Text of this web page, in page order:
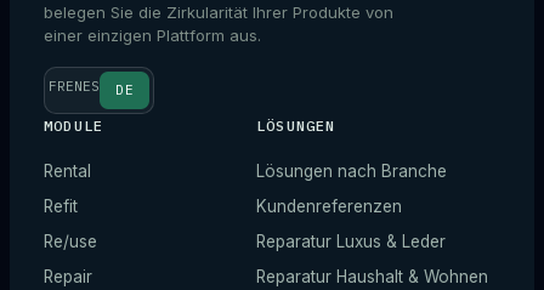
belegen Sie die Zirkularität Ihrer Produkte von
einer einzigen Plattform aus.
FRENES DE
MODULE
Rental
Refit
Re/use
Repair
LÖSUNGEN
Lösungen nach Branche
Kundenreferenzen
Reparatur Luxus & Leder
Reparatur Haushalt & Wohnen